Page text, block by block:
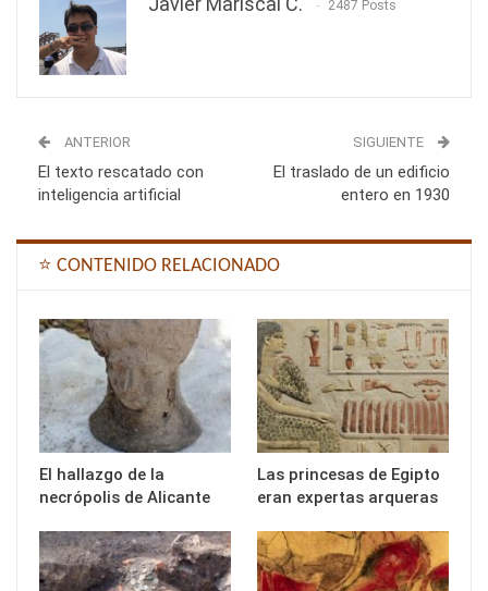
2487 Posts
ANTERIOR
El texto rescatado con
inteligencia artificial
SIGUIENTE
El traslado de un edificio
entero en 1930
⭐ CONTENIDO RELACIONADO
El hallazgo de la
necrópolis de Alicante
Las princesas de Egipto
eran expertas arqueras